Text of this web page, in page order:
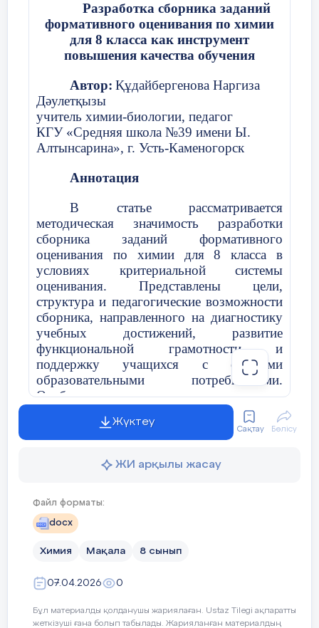
Разработка сборника заданий
формативного оценивания по химии
для 8 класса как инструмент
повышения качества обучения
Автор: Құдайбергенова Наргиза
Дәулетқызы
учитель химии-биологии, педагог
КГУ «Средняя школа №39 имени Ы.
Алтынсарина», г. Усть-Каменогорск
Аннотация
В статье рассматривается
методическая значимость разработки
сборника заданий формативного
оценивания по химии для 8 класса в
условиях критериальной системы
оценивания. Представлены цели,
структура и педагогические возможности
сборника, направленного на диагностику
учебных достижений, развитие
функциональной грамотности и
поддержку учащихся с особыми
образовательными потребностями.
Особое внимание уделено соответствию
заданий государственным
образовательным стандартам Республики
Казахстан и принципам инклюзивного
формативное оценивание, критериальное
оценивание, функциональная
грамотность, КЭС, инклюзивное
образование, ООП.
Введение
Современное школьное образование
Жүктеу
Сақтау Бөлісу
ЖИ арқылы жасау
Файл форматы:
docx
Химия Мақала 8 сынып
07.04.2026 0
Бұл материалды қолданушы жариялаған. Ustaz Tilegi ақпаратты
жеткізуші ғана болып табылады. Жарияланған материалдың